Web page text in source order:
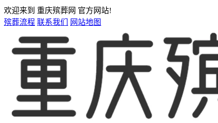
欢迎来到 重庆殡葬网 官方网站!
殡葬流程 联系我们 网站地图